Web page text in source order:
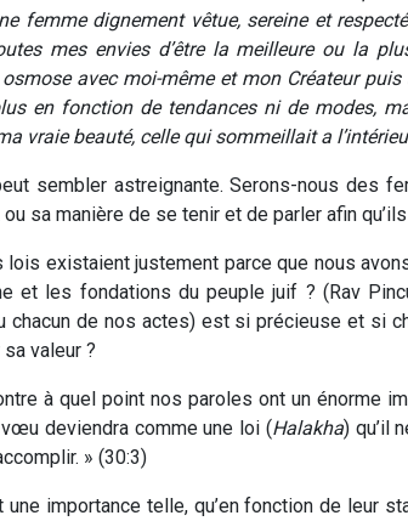
femme dignement vêtue, sereine et
mes envies d’être la meilleure ou la
avec moi-même et mon Créateur puis
en fonction de tendances ni de modes,
vraie beauté, celle qui sommeillait a
sembler astreignante. Serons-nous des
sa manière de se tenir et de parler afin
existaient justement parce que nous
et les fondations du peuple juif ? (Rav
chacun de nos actes) est si précieuse et si
valeur ?
à quel point nos paroles ont un énorme
deviendra comme une loi (Halakha) qu’il
» (30:3)
importance telle, qu’en fonction de leur